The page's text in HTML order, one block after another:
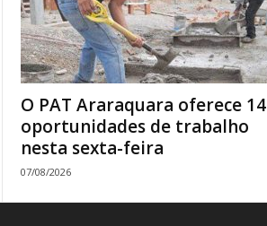
O PAT Araraquara oferece 14
oportunidades de trabalho
nesta sexta-feira
07/08/2026